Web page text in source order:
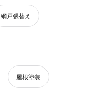
網戸張替え
屋根塗装